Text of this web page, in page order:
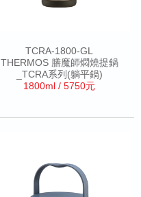
TCRA-1800-GL
THERMOS 膳魔師燜燒提鍋
_TCRA系列(躺平鍋)
1800ml / 5750元